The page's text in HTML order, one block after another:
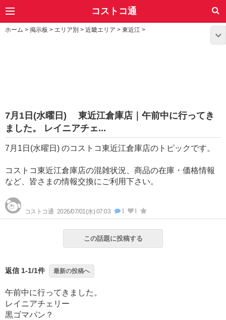
コストコ通
ホーム > 掲示板 > エリア別 > 近畿エリア > 東近江 >
7月1日(水曜日) 東近江倉庫店｜午前中に行ってき
ました。 レイニアチェ...
7月1日(水曜日) のコストコ東近江倉庫店のトピックです。
コストコ東近江倉庫店の混雑状況、商品の在庫・価格情報
など、皆さまの情報交換にご利用下さい。
コストコ通 2026/07/01(水) 07:03 1 1
この話題に投稿する
返信 1-1/1件 最新の投稿へ
午前中に行ってきました。
レイニアチェリー
黒ゴマパン？